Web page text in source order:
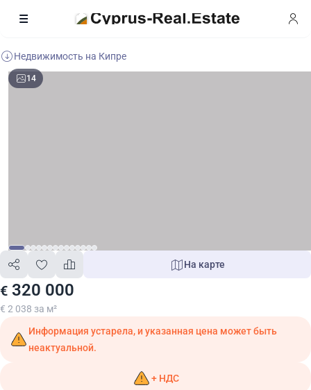
Недвижимость на Кипре
14
€ 320 000
€ 2 038 за м²
На карте
Информация устарела, и указанная цена может быть
неактуальной.
+ НДС